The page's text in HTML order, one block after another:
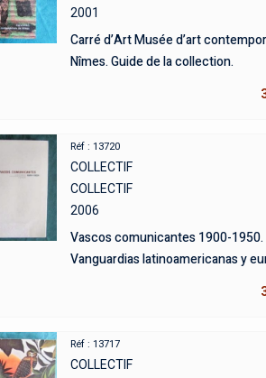
2001
Carré d’Art Musée d’art
Nîmes. Guide de la collection.
Réf : 13720
COLLECTIF
COLLECTIF
2006
Vascos comunicantes 1900-1950.
Vanguardias latinoamericanas y
Réf : 13717
COLLECTIF